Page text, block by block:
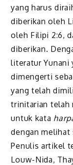
yang harus
diberikan oleh
oleh Filipi 2:6,
diberikan.
literatur Yunani
dimengerti
yang telah
trinitarian telah
untuk kata
dengan melihat
Penulis artikel
Louw-Nida,